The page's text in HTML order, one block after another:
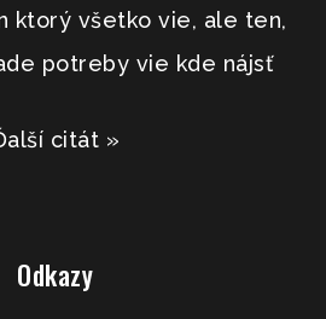
ktorý všetko vie, ale ten,
potreby vie kde nájsť
citát »
Odkazy